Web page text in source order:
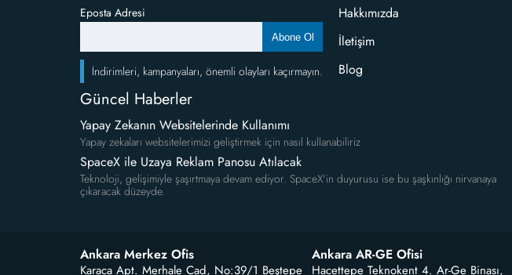
Eposta Adresi
Abone Ol
İndirimleri, kampanyaları, önemli olayları kaçırmayın.
Güncel Haberler
Yapay Zekanın Websitelerinde Kullanımı
Yapay zekaları websitelerimizi geliştirmek için nasıl kullanabiliriz
SpaceX ile Uzaya Reklam Panosu Atılacak
Teknoloji, gelişimiyle şaşırtmaya devam ediyor. SpaceX'in duyurusu ise bu şaşkınlığı nirvanaya
çıkaracak düzeyde.
Hakkımızda
İletişim
Blog
Ankara Merkez Ofis
Karaca Apt. Merhale Cad, No:39/1 Beştepe
Ankara AR-GE Ofisi
Hacettepe Teknokent 4. Ar-Ge Binası,